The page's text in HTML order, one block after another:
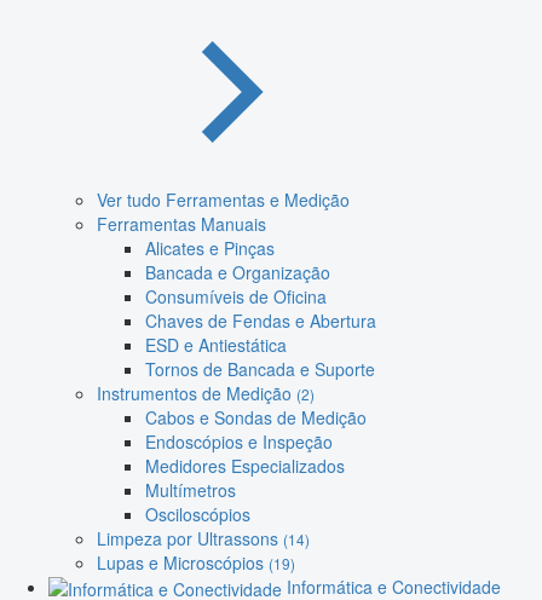
Ver tudo Ferramentas e Medição
Ferramentas Manuais
Alicates e Pinças
Bancada e Organização
Consumíveis de Oficina
Chaves de Fendas e Abertura
ESD e Antiestática
Tornos de Bancada e Suporte
Instrumentos de Medição (2)
Cabos e Sondas de Medição
Endoscópios e Inspeção
Medidores Especializados
Multímetros
Osciloscópios
Limpeza por Ultrassons (14)
Lupas e Microscópios (19)
Informática e Conectividade